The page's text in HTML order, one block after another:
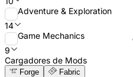
Adventure & Exploration
14
Game Mechanics
9
Cargadores de Mods
Forge Fabric